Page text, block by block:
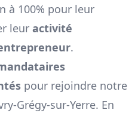
à 100% pour leur
leur activité
.
pour rejoindre notre
Grégy-sur-Yerre. En